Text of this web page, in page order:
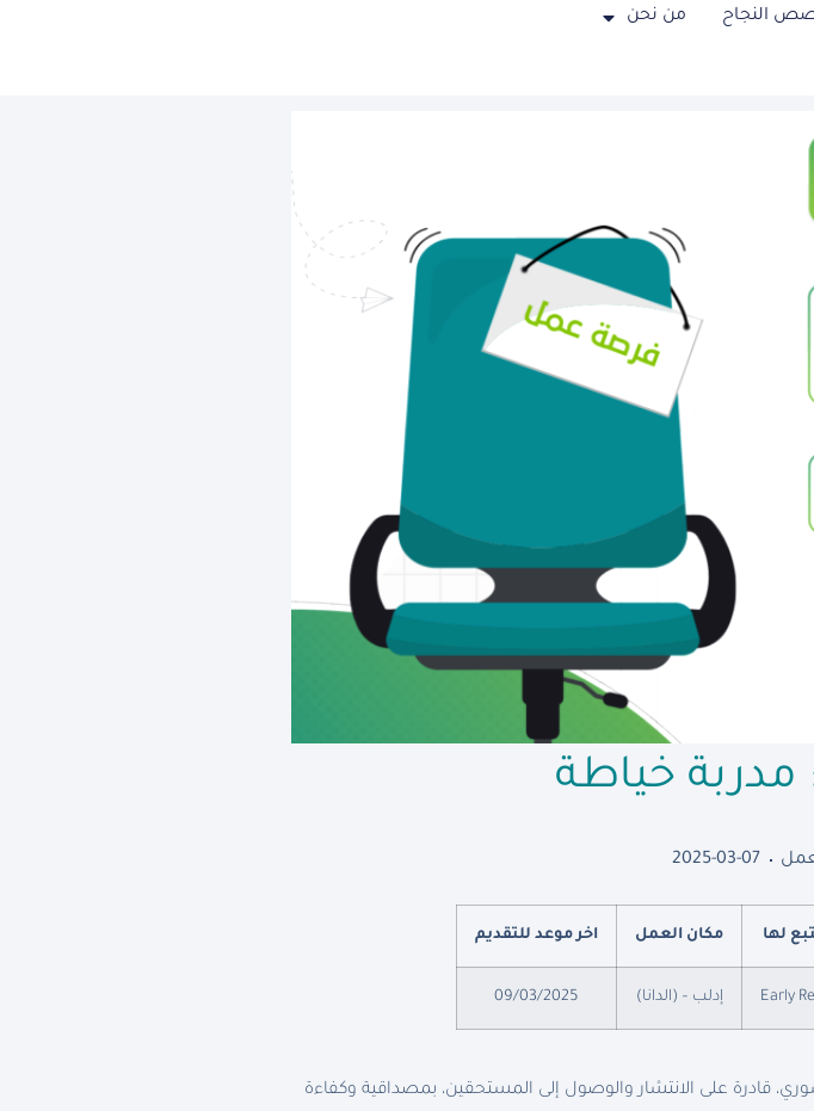
النجاح من نحن
خياطة
2025-03-07
لها مكان العمل اخر موعد للتقديم
إدلب – (الدانا) 09/03/2025
قادرة على الانتشار والوصول إلى المستحقين، بمصداقية وكفاءة